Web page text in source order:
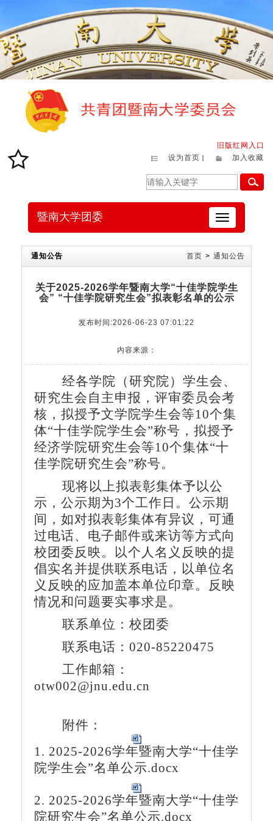
旧版红网入口
设为首页
加入收藏
切
换
航
暨南大学团委
通知公告 首页 > 通知公告
关于2025-2026学年暨南大学“十佳学院学生
会” “十佳学院研究生会”拟表彰名单的公示
发布时间:2026-06-23 07:01:22
内容来源：
经各学院（研究院）学生会、
研究生会自主申报，评审委员会考
核，拟授予文学院学生会等10个集
体“十佳学院学生会”称号，拟授予
经济学院研究生会等10个集体“十
佳学院研究生会”称号。
现将以上拟表彰集体予以公
示，公示期为3个工作日。公示期
间，如对拟表彰集体有异议，可通
过电话、电子邮件或来访等方式向
校团委反映。以个人名义反映的提
倡实名并提供联系电话，以单位名
义反映的应加盖本单位印章。反映
情况和问题要实事求是。
联系单位：校团委
联系电话：020-85220475
工作邮箱：
otw002@jnu.edu.cn
附件：
1. 2025-2026学年暨南大学“十佳学
院学生会”名单公示.docx
2. 2025-2026学年暨南大学“十佳学
院研究生会”名单公示.docx